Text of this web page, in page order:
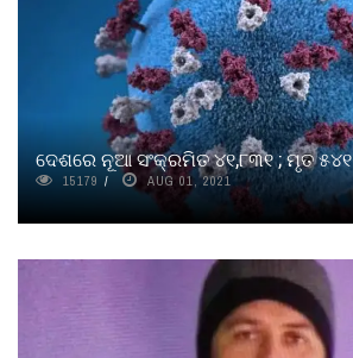
ଦେଶରେ ନୂଆ ସଂକ୍ରମିତ ୪୧,୮୩୧ ; ମୃତ ୫୪୧
15179 AUG 01, 2021